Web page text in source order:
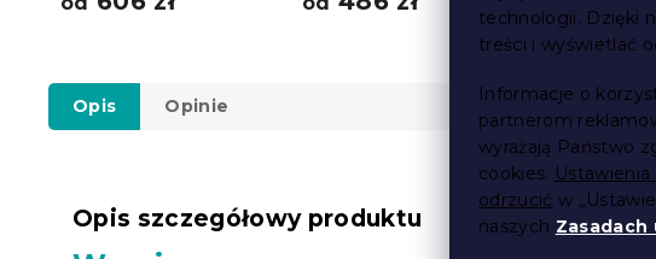
technologii. Dzięki
treści i wyświetlać
Informacje o
partnerom
wyrażają Państwo
cookies.
odrzucić w
naszych
Opis Opinie
Opis szczegółowy produktu